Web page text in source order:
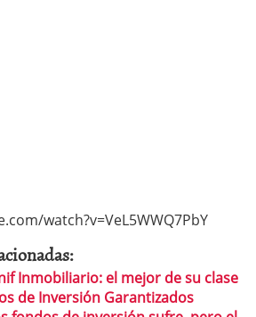
watch?v=VeL5WWQ7PbY
Inmobiliario: el mejor de su clase
de Inversión Garantizados